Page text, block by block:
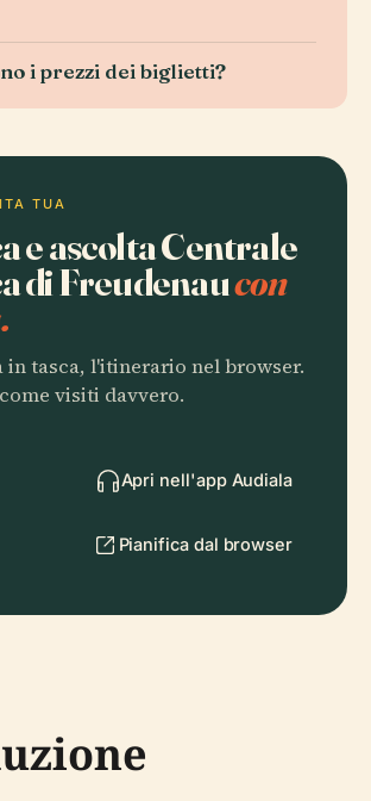
i prezzi dei biglietti?
TUA
e ascolta Centrale
di Freudenaucon
in tasca, l'itinerario nel browser.
visiti davvero.
Apri nell'app Audiala
Pianifica dal browser